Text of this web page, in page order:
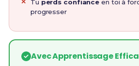
Tu perds confiance en toi à
progresser
Avec Apprentissage